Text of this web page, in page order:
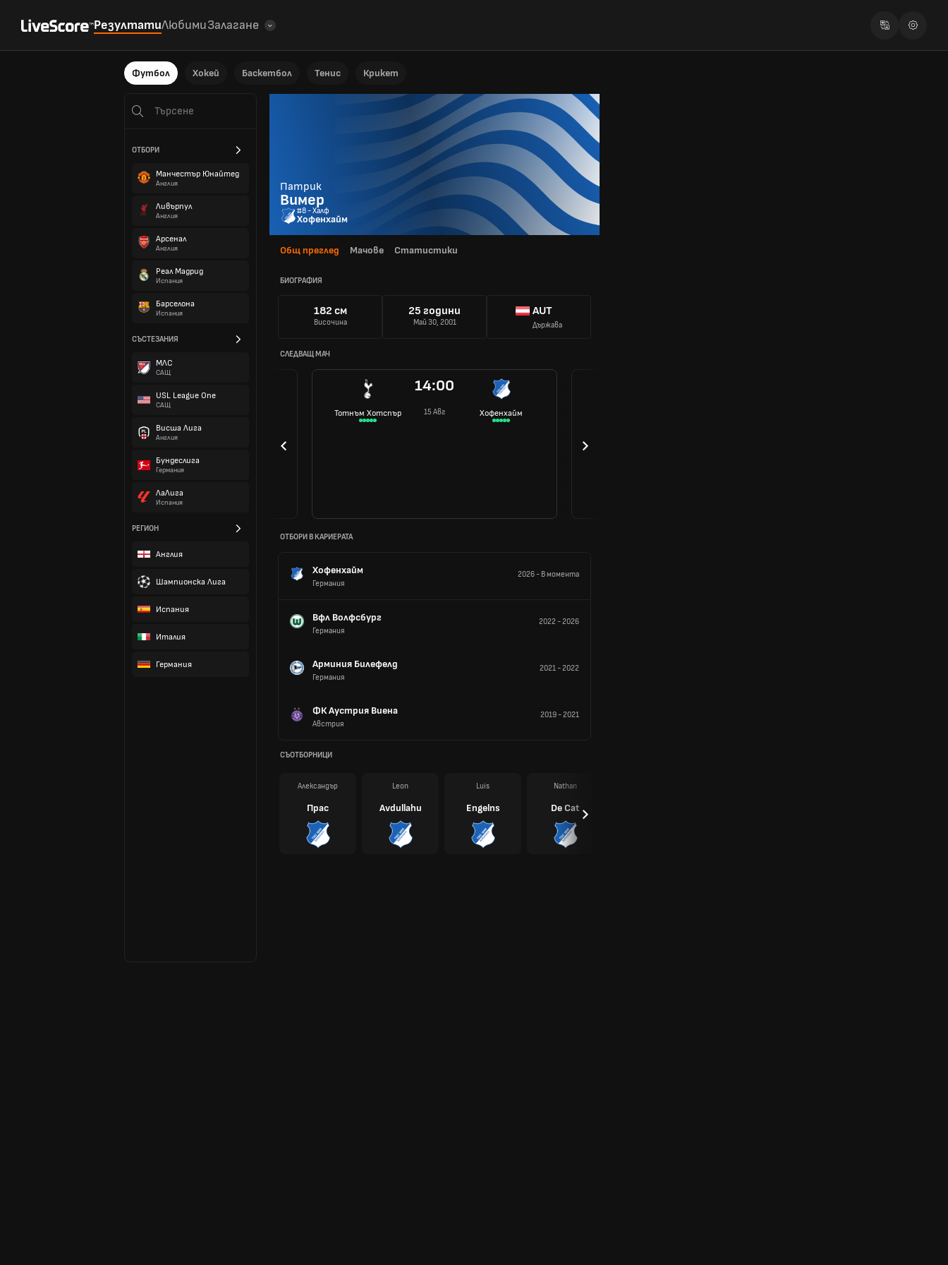
РезултатиЛюбимиЗалагане
Футбол Хокей Баскетбол Тенис Крикет
ОТБОРИ
Манчестър Юнайтед
Англия
Ливърпул
Англия
Арсенал
Англия
Реал Мадрид
Испания
Барселона
Испания
СЪСТЕЗАНИЯ
МЛС
САЩ
USL League One
САЩ
Висша Лига
Англия
Бундеслига
Германия
ЛаЛига
Испания
РЕГИОН
Англия
Шампионска Лига
Испания
Италия
Германия
Патрик
Вимер
#8 - Халф
Хофенхайм
Общ преглед Мачове Статистики
БИОГРАФИЯ
182 см
Височина
25 години
Май 30, 2001
AUT
Държава
СЛЕДВАЩ МАЧ
Тотнъм Хотспър
14:00
15 Авг Хофенхайм
ОТБОРИ В КАРИЕРАТА
Хофенхайм
Германия
2026- В момента
Вфл Волфсбург
Германия
2022-2026
Арминия Билефелд
Германия
2021-2022
ФК Аустрия Виена
Австрия
2019-2021
СЪОТБОРНИЦИ
Александър
Прас
Leon
Avdullahu
Luis
Engelns
Nathan
De Cat